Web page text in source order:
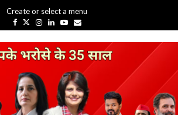
Create or select a menu
Facebook
TwitterInstagram
Linkedin
Youtube
Email